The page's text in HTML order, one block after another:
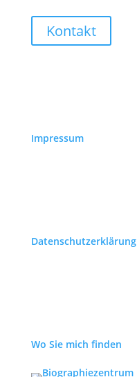
Kontakt
Impressum
Datenschutzerklärung
Wo Sie mich finden